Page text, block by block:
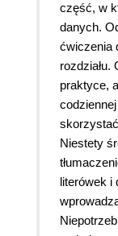
część, w
danych.
ćwiczenia
praktyce,
Niestety
literówek